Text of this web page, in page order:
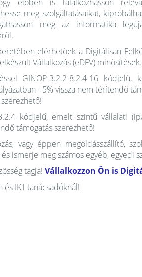
meg szolgáltatásaikat,
meg az informatika
elérhetőek a Digitálisan
Vállalkozás (eDFV) minősítések.
GINOP-3.2.2-8.2.4-16 kódjelű,
+5% vissza nem térítendő
kódjelű, emelt szintű vállalati
támogatás szerezhető!
vagy éppen megoldásszállító,
ismerje meg számos egyéb, egyedi
tagja! Vállalkozzon Ön is
IKT tanácsadóknál!